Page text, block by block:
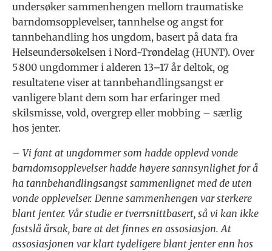
undersøker sammenhengen mellom traumatiske
barndomsopplevelser, tannhelse og angst for
tannbehandling hos ungdom, basert på data fra
Helseundersøkelsen i Nord-Trøndelag (HUNT). Over
5 800 ungdommer i alderen 13–17 år deltok, og
resultatene viser at tannbehandlingsangst er
vanligere blant dem som har erfaringer med
skilsmisse, vold, overgrep eller mobbing – særlig
hos jenter.
– Vi fant at ungdommer som hadde opplevd vonde
barndomsopplevelser hadde høyere sannsynlighet for å
ha tannbehandlingsangst sammenlignet med de uten
vonde opplevelser. Denne sammenhengen var sterkere
blant jenter. Vår studie er tverrsnittbasert, så vi kan ikke
fastslå årsak, bare at det finnes en assosiasjon. At
assosiasjonen var klart tydeligere blant jenter enn hos